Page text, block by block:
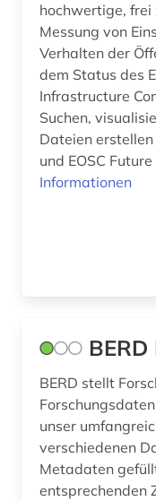
hochwertige,
Messung von
Verhalten der
dem Status des
Infrastructure
Suchen,
Dateien erstellen
und EOSC
Informationen
BERD stellt
unser
verschiedenen
Metadaten
entsprechenden